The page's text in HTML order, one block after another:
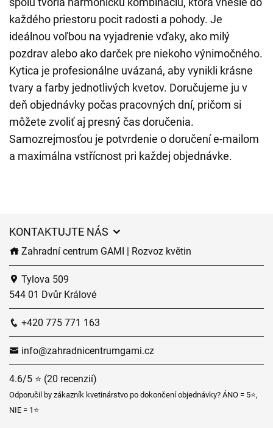
každého priestoru pocit radosti a pohody. Je
ideálnou voľbou na vyjadrenie vďaky, ako milý
pozdrav alebo ako darček pre niekoho výnimočného.
Kytica je profesionálne uvázaná, aby vynikli krásne
tvary a farby jednotlivých kvetov. Doručujeme ju v
deň objednávky počas pracovných dní, pričom si
môžete zvoliť aj presný čas doručenia.
Samozrejmosťou je potvrdenie o doručení e-mailom
a maximálna vstřícnost pri každej objednávke.
KONTAKTUJTE NÁS
Zahradní centrum GAMI | Rozvoz květin
Tylova 509
544 01 Dvůr Králové
+420 775 771 163
info@zahradnicentrumgami.cz
4.6/5 ⭐ (20 recenzií)
Odporučil by zákazník kvetinárstvo po dokončení objednávky? ÁNO = 5⭐,
NIE = 1⭐